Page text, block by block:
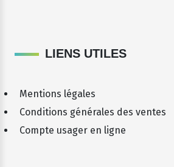
LIENS UTILES
Mentions légales
Conditions générales des ventes
Compte usager en ligne